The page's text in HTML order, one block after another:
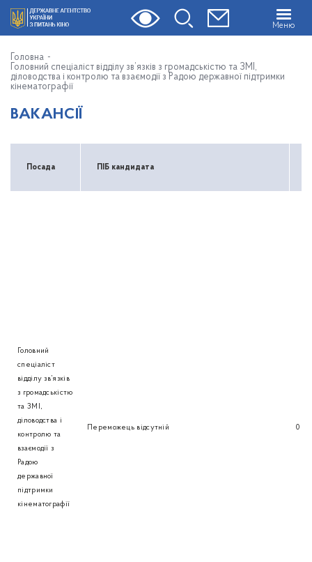
Меню
Головна
Головний спеціаліст відділу зв’язків з громадськістю та ЗМІ,
діловодства і контролю та взаємодії з Радою державної підтримки
кінематографії
ВАКАНСІЇ
Посада ПІБ кандидата
Головний
спеціаліст
відділу зв’язків
з громадськістю
та ЗМІ,
діловодства і
контролю та
взаємодії з
Радою
державної
підтримки
кінематографії
Переможець відсутній 0